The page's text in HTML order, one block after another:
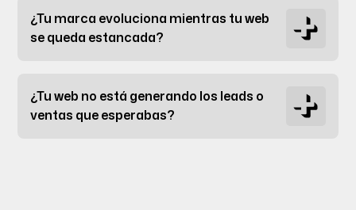
¿Tu marca evoluciona mientras tu web
se queda estancada?
¿Tu web no está generando los leads o
ventas que esperabas?